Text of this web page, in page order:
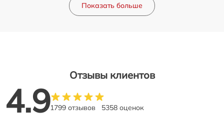
Показать больше
Отзывы клиентов
4.91799 отзывов 5358 оценок